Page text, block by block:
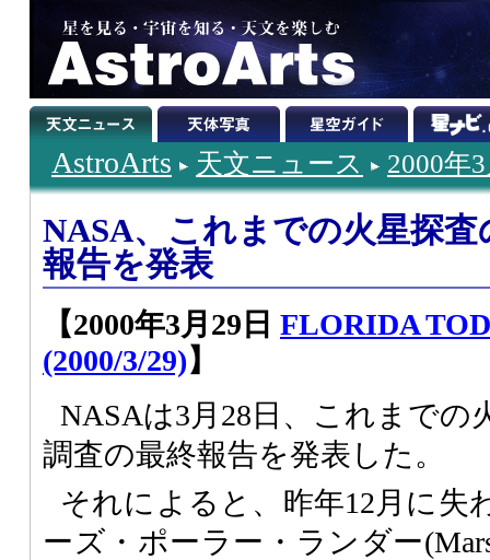
AstroArts 天文ニュース 2000年
NASA、これまでの火星探
報告を発表
【2000年3月29日 FLORIDA
(2000/3/29)】
NASAは3月28日、これまでの
調査の最終報告を発表した。
それによると、昨年12月に失
ーズ・ポーラー・ランダー